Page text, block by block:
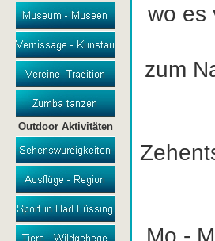
Outdoor Aktivitäten
wo es
zum
Mo -